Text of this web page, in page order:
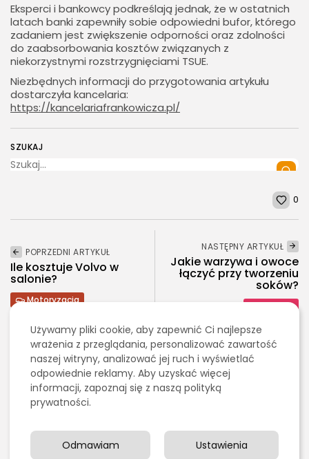
2026 - Bookini.pl Wszelkie prawa zastrzeżone.
Treści umieszczone na stornie są chronione
prawem autorskim.
SZUKAJ
Eksperci i bankowcy podkreślają jednak, że w ostatnich
latach banki zapewniły sobie odpowiedni bufor, którego
zadaniem jest zwiększenie odporności oraz zdolności
do zaabsorbowania kosztów związanych z
niekorzystnymi rozstrzygnięciami TSUE.
Niezbędnych informacji do przygotowania artykułu
dostarczyła kancelaria:
https://kancelariafrankowicza.pl/
0
POPRZEDNI ARTYKUŁ
Ile kosztuje Volvo w
salonie?
Motoryzacja
NASTĘPNY ARTYKUŁ
Jakie warzywa i owoce
łączyć przy tworzeniu
soków?
Zdrowie
Ostatnie artykuły:
Kulinaria
Grillowanie pośrednie czy bezpośrednie – czym się
PUBLIKACJA:REDAKCJA 4 SIERPNIA, 2026
Edukacja i Nauka
Używamy pliki cookie, aby zapewnić Ci najlepsze
wrażenia z przeglądania, personalizować zawartość
naszej witryny, analizować jej ruch i wyświetlać
odpowiednie reklamy. Aby uzyskać więcej
informacji, zapoznaj się z naszą polityką
prywatności.
Ustawienia
Odmawiam